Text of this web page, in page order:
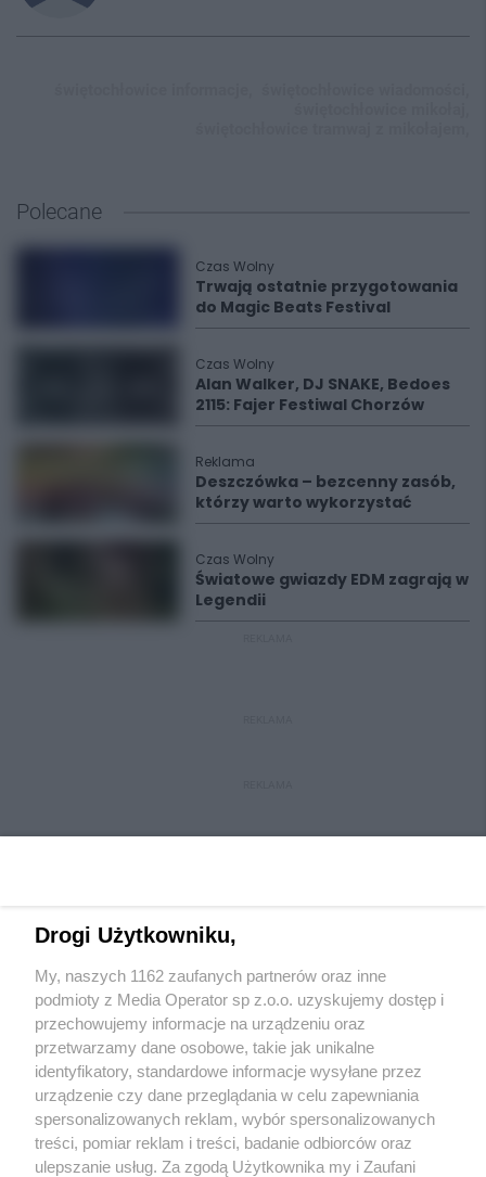
Polecane
Czas Wolny
Trwają ostatnie przygotowania
do Magic Beats Festival
Czas Wolny
Alan Walker, DJ SNAKE, Bedoes
2115: Fajer Festiwal Chorzów
Reklama
Deszczówka – bezcenny zasób,
którzy warto wykorzystać
Czas Wolny
Światowe gwiazdy EDM zagrają w
Legendii
Wydawca mediówlokalnych
Nie zapomnij
zapoznać się z:
polityką prywatności regulamin korzystania z portali
Drogi Użytkowniku,
My, naszych 1162 zaufanych partnerów oraz inne
podmioty z Media Operator sp z.o.o. uzyskujemy dostęp i
przechowujemy informacje na urządzeniu oraz
przetwarzamy dane osobowe, takie jak unikalne
identyfikatory, standardowe informacje wysyłane przez
urządzenie czy dane przeglądania w celu zapewniania
spersonalizowanych reklam, wybór spersonalizowanych
treści, pomiar reklam i treści, badanie odbiorców oraz
ulepszanie usług. Za zgodą Użytkownika my i Zaufani